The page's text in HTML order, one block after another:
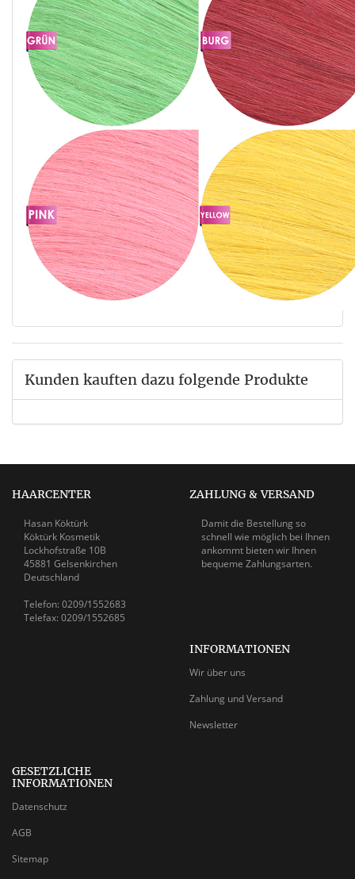
Kunden kauften dazu folgende Produkte
HAARCENTER
Hasan Köktürk
Köktürk Kosmetik
Lockhofstraße 10B
45881 Gelsenkirchen
Deutschland
Telefon: 0209/1552683
Telefax: 0209/1552685
ZAHLUNG & VERSAND
Damit die Bestellung so
schnell wie möglich bei Ihnen
ankommt bieten wir Ihnen
bequeme Zahlungsarten.
INFORMATIONEN
Wir über uns
Zahlung und Versand
Newsletter
GESETZLICHE
INFORMATIONEN
Datenschutz
AGB
Sitemap